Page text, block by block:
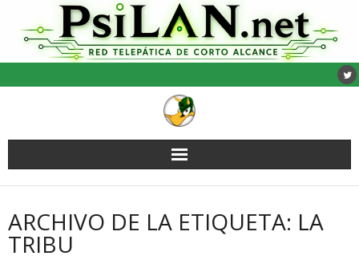
contenido
ARCHIVO DE LA ETIQUETA: LA
TRIBU